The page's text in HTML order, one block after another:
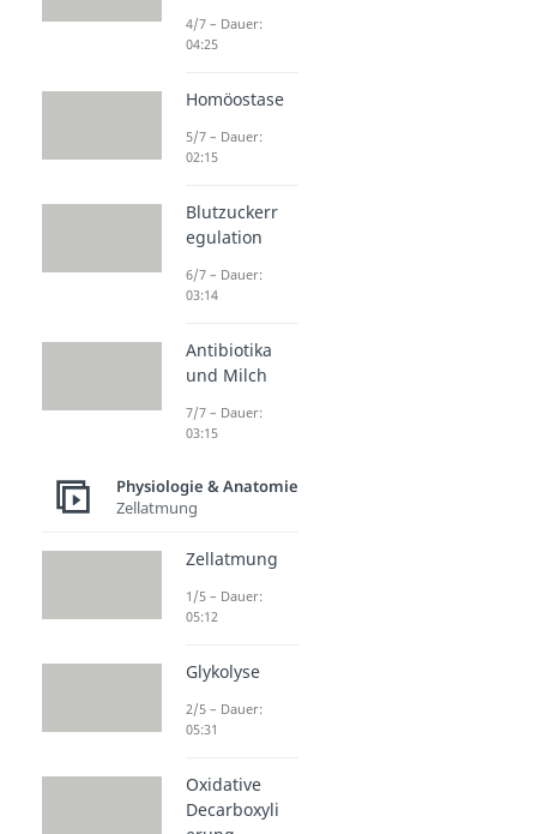
4/7 – Dauer:
04:25
Homöostase
5/7 – Dauer:
02:15
Blutzuckerr
egulation
6/7 – Dauer:
03:14
Antibiotika
und Milch
7/7 – Dauer:
03:15
Physiologie & Anatomie
Zellatmung
Zellatmung
1/5 – Dauer:
05:12
Glykolyse
2/5 – Dauer:
05:31
Oxidative
Decarboxyli